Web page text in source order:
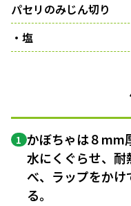
パセリのみじん切り
・塩
1 かぼちゃは８mm
水にくぐらせ、
べ、ラップをか
る。